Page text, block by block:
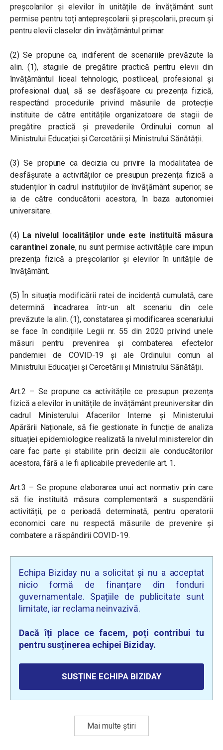
preșcolarilor și elevilor în unitățile de învățământ sunt
permise pentru toți antepreșcolarii și preșcolarii, precum și
pentru elevii claselor din învățământul primar.
(2) Se propune ca, indiferent de scenariile prevăzute la
alin. (1), stagiile de pregătire practică pentru elevii din
învățământul liceal tehnologic, postliceal, profesional și
profesional dual, să se desfășoare cu prezența fizică,
respectând procedurile privind măsurile de protecție
instituite de către entitățile organizatoare de stagii de
pregătire practică și prevederile Ordinului comun al
Ministrului Educației și Cercetării și Ministrului Sănătății.
(3) Se propune ca decizia cu privire la modalitatea de
desfășurate a activităților ce presupun prezența fizică a
studenților în cadrul instituțiilor de învățământ superior, se
ia de către conducătorii acestora, în baza autonomiei
universitare.
(4) La nivelul localităților unde este instituită măsura
carantinei zonale, nu sunt permise activitățile care impun
prezența fizică a preșcolarilor și elevilor în unitățile de
învățământ.
(5) În situația modificării ratei de incidență cumulată, care
determină încadrarea într-un alt scenariu din cele
prevăzute la alin. (1), constatarea și modificarea scenariului
se face în condițiile Legii nr. 55 din 2020 privind unele
măsuri pentru prevenirea și combaterea efectelor
pandemiei de COVID-19 și ale Ordinului comun al
Ministrului Educației și Cercetării și Ministrului Sănătății.
Art.2 – Se propune ca activitățile ce presupun prezența
fizică a elevilor în unitățile de învățământ preuniversitar din
cadrul Ministerului Afacerilor Interne și Ministerului
Apărării Naționale, să fie gestionate în funcție de analiza
situației epidemiologice realizată la nivelul ministerelor din
care fac parte și stabilite prin decizii ale conducătorilor
acestora, fără a le fi aplicabile prevederile art. 1.
Art.3 – Se propune elaborarea unui act normativ prin care
să fie instituită măsura complementară a suspendării
activității, pe o perioadă determinată, pentru operatorii
economici care nu respectă măsurile de prevenire și
combatere a răspândirii COVID-19.
Echipa Biziday nu a solicitat și nu a acceptat
nicio formă de finanțare din fonduri
guvernamentale. Spațiile de publicitate sunt
limitate, iar reclama neinvazivă.
Dacă îți place ce facem, poți contribui tu
pentru susținerea echipei Biziday.
SUSȚINE ECHIPA BIZIDAY
Mai multe știri